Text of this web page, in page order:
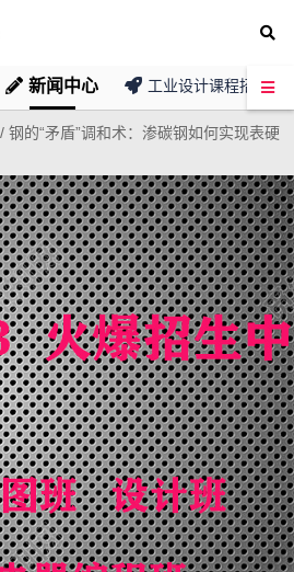
新闻中心 工业设计课程招募
/钢的“矛盾”调和术：渗碳钢如何实现表硬